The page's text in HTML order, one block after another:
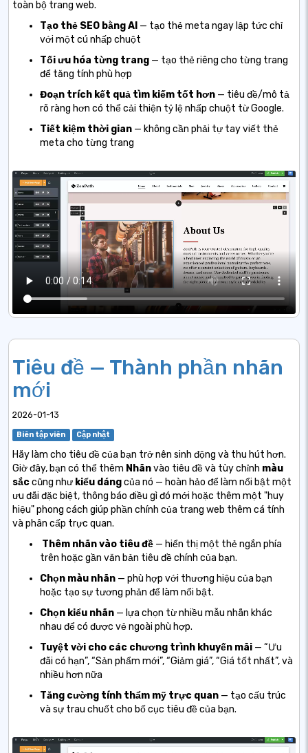
toàn bộ trang web.
Tạo thẻ SEO bằng AI — tạo thẻ meta ngay lập tức chỉ
với một cú nhấp chuột
Tối ưu hóa từng trang — tạo thẻ riêng cho từng trang
để tăng tính phù hợp
Đoạn trích kết quả tìm kiếm tốt hơn — tiêu đề/mô tả
rõ ràng hơn có thể cải thiện tỷ lệ nhấp chuột từ Google.
Tiết kiệm thời gian — không cần phải tự tay viết thẻ
meta cho từng trang
Tiêu đề — Thành phần nhãn
mới
2026-01-13
Biên tập viên Cập nhật
Hãy làm cho tiêu đề của bạn trở nên sinh động và thu hút hơn.
Giờ đây, bạn có thể thêm Nhãnvào tiêu đề và tùy chỉnh màu
sắccũng như kiểu dángcủa nó — hoàn hảo để làm nổi bật một
ưu đãi đặc biệt, thông báo điều gì đó mới hoặc thêm một "huy
hiệu" phong cách giúp phần chính của trang web thêm cá tính
và phân cấp trực quan.
Thêm nhãn vào tiêu đề — hiển thị một thẻ ngắn phía
trên hoặc gần văn bản tiêu đề chính của bạn.
Chọn màu nhãn — phù hợp với thương hiệu của bạn
hoặc tạo sự tương phản để làm nổi bật.
Chọn kiểu nhãn — lựa chọn từ nhiều mẫu nhãn khác
nhau để có được vẻ ngoài phù hợp.
Tuyệt vời cho các chương trình khuyến mãi — “Ưu
đãi có hạn”, “Sản phẩm mới”, “Giảm giá”, “Giá tốt nhất”, và
nhiều hơn nữa
Tăng cường tính thẩm mỹ trực quan — tạo cấu trúc
và sự trau chuốt cho bố cục tiêu đề của bạn.